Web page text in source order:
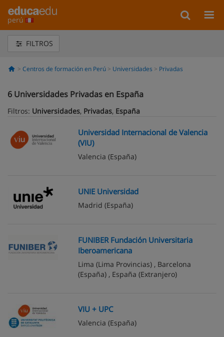
perú
FILTROS
Centros de formación en Perú Universidades Privadas
6 Universidades Privadas en España
Filtros: Universidades, Privadas, España
Universidad Internacional de Valencia
(VIU)
Valencia (España)
UNIE Universidad
Madrid (España)
FUNIBER Fundación Universitaria
Iberoamericana
Lima (Lima Provincias) , Barcelona
(España) , España (Extranjero)
VIU + UPC
Valencia (España)